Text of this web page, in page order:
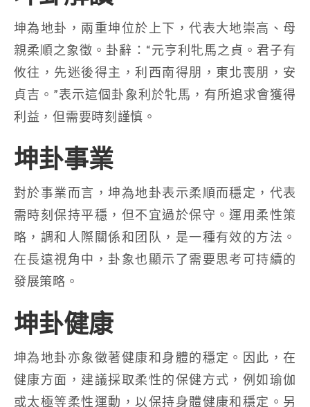
坤為地卦，兩重坤位於上下，代表大地崇高、母
親柔順之象徵。卦辭：“元亨利牝馬之貞。君子有
攸往，先迷後得主，利西南得朋，東北喪朋，安
貞吉。”表示這個卦象利於牝馬，有所追求會獲得
利益，但需要時刻謹慎。
坤卦事業
對於事業而言，坤為地卦表示柔順而穩定，代表
需時刻保持平穩，但不宜過於保守。運用柔性策
略，調和人際關係和团队，是一種有效的方法。
在長遠視角中，卦象也顯示了需要思考可持續的
發展策略。
坤卦健康
坤為地卦亦象徵著健康和身體的穩定。因此，在
健康方面，建議採取柔性的保健方式，例如瑜伽
或太極等柔性運動，以保持身體健康和穩定。另